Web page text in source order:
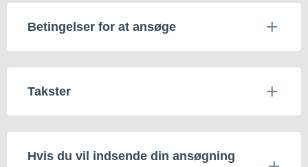
Betingelser for at ansøge
Takster
Hvis du vil indsende din ansøgning